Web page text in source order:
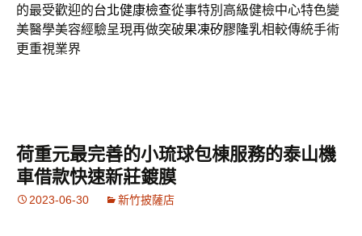
的最受歡迎的台北健康檢查從事特別高級健檢中心特色變
美醫學美容經驗呈現再做突破果凍矽膠隆乳相較傳統手術
更重視業界
荷重元最完善的小琉球包棟服務的泰山機
車借款快速新莊鍍膜
2023-06-30 新竹披薩店